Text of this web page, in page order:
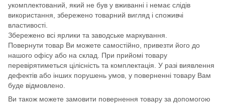
укомплектований, який не був у вживанні і немає слідів
використання, збережено товарний вигляд і споживчі
властивості.
Збережено всі ярлики та заводське маркування.
Повернути товар Ви можете самостійно, привезти його до
нашого офісу або на склад. При прийомі товару
перевірятиметься цілісність та комплектація. У разі виявлення
дефектів або інших порушень умов, у поверненні товару Вам
буде відмовлено.
Ви також можете замовити повернення товару за допомогою